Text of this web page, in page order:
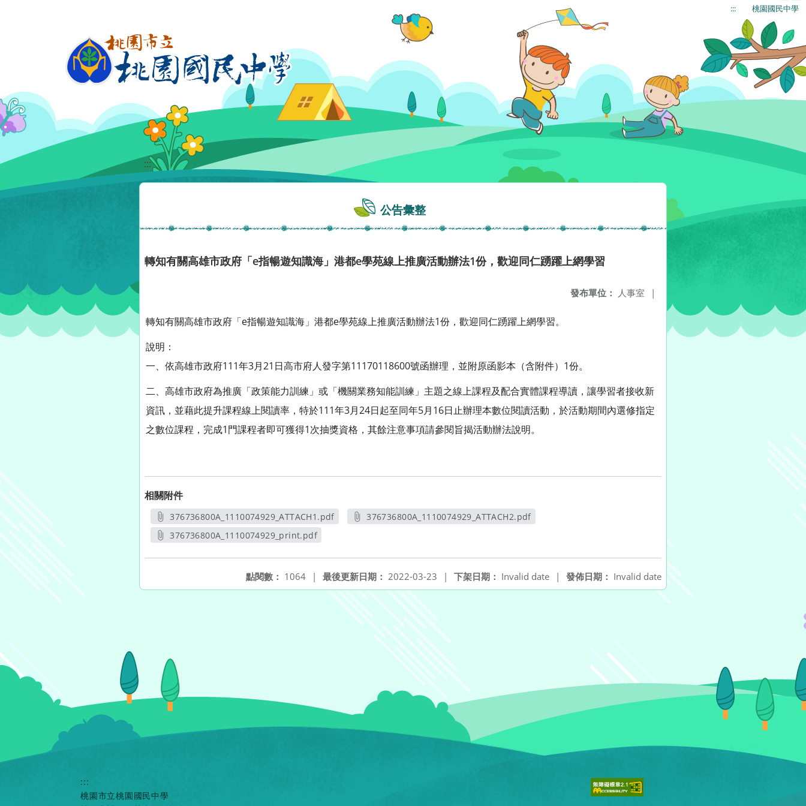
::: 桃園國民中學
:::
公告彙整
轉知有關高雄市政府「e指暢遊知識海」港都e學苑線上推廣活動辦法1份，歡迎同仁踴躍上網學習
發布單位： 人事室 |
轉知有關高雄市政府「e指暢遊知識海」港都e學苑線上推廣活動辦法1份，歡迎同仁踴躍上網學習。
說明：
一、依高雄市政府111年3月21日高市府人發字第11170118600號函辦理，並附原函影本（含附件）1份。
二、高雄市政府為推廣「政策能力訓練」或「機關業務知能訓練」主題之線上課程及配合實體課程導讀，讓學習者接收新
資訊，並藉此提升課程線上閱讀率，特於111年3月24日起至同年5月16日止辦理本數位閱讀活動，於活動期間內選修指定
之數位課程，完成1門課程者即可獲得1次抽獎資格，其餘注意事項請參閱旨揭活動辦法說明。
相關附件
376736800A_1110074929_ATTACH1.pdf
另開新視窗
376736800A_1110074929_ATTACH2.pdf
376736800A_1110074929_print.pdf
發佈日期： Invalid date
下架日期： Invalid date |
最後更新日期： 2022-03-23 |
點閱數： 1064 |
:::
桃園市立桃園國民中學